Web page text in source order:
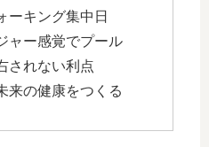
ーキング集中日
ャー感覚でプール
されない利点
来の健康をつくる